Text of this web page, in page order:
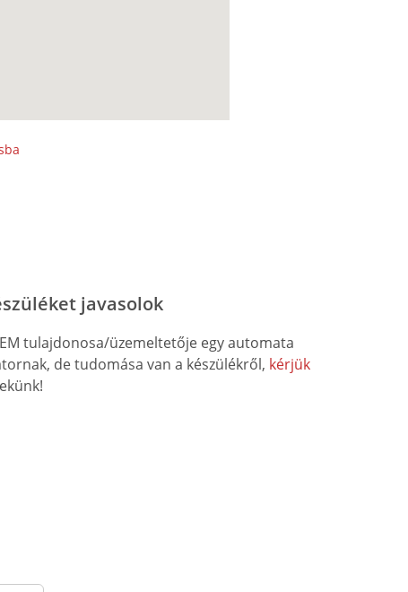
javasolok
tulajdonosa/üzemeltetője egy automata
de tudomása van a készülékről, kérjük